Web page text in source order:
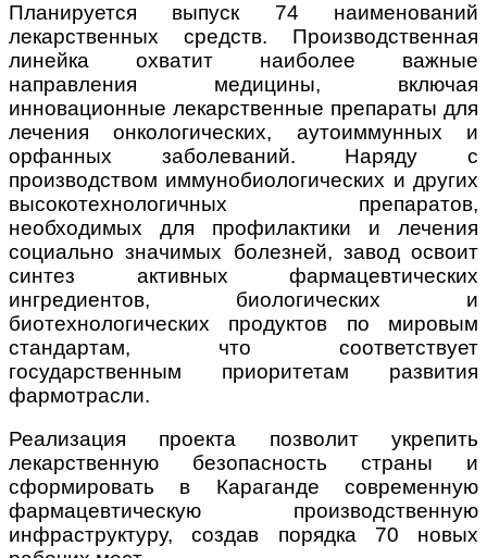
Планируется выпуск 74 наименований
лекарственных средств. Производственная
линейка охватит наиболее важные
направления медицины, включая
инновационные лекарственные препараты для
лечения онкологических, аутоиммунных и
орфанных заболеваний. Наряду с
производством иммунобиологических и других
высокотехнологичных препаратов,
необходимых для профилактики и лечения
социально значимых болезней, завод освоит
синтез активных фармацевтических
ингредиентов, биологических и
биотехнологических продуктов по мировым
стандартам, что соответствует
государственным приоритетам развития
фармотрасли.
Реализация проекта позволит укрепить
лекарственную безопасность страны и
сформировать в Караганде современную
фармацевтическую производственную
инфраструктуру, создав порядка 70 новых